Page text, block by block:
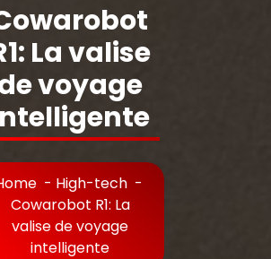
La valise
voyage
- High-tech-
Cowarobot R1: La
valise de voyage
intelligente